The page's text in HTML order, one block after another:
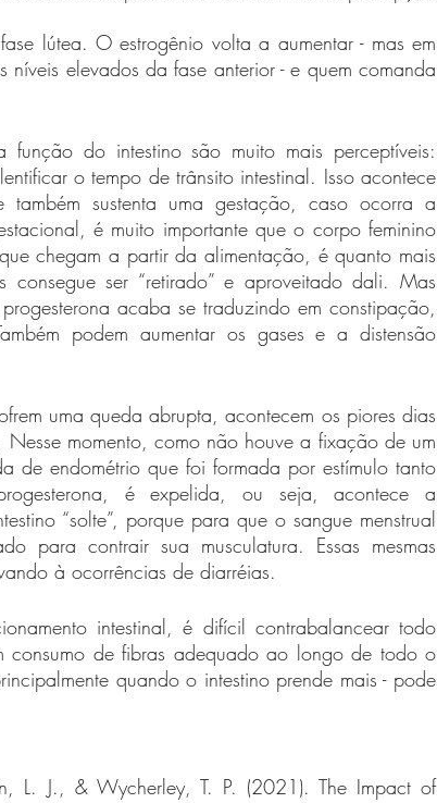
lútea. O estrogênio volta a aumentar - mas em
elevados da fase anterior - e quem comanda
do intestino são muito mais perceptíveis:
o tempo de trânsito intestinal. Isso acontece
sustenta uma gestação, caso ocorra a
é muito importante que o corpo feminino
chegam a partir da alimentação, é quanto mais
ser “retirado” e aproveitado dali. Mas
acaba se traduzindo em constipação,
podem aumentar os gases e a distensão
uma queda abrupta, acontecem os piores dias
momento, como não houve a fixação de um
de endométrio que foi formada por estímulo tanto
é expelida, ou seja, acontece a
“solte”, porque para que o sangue menstrual
para contrair sua musculatura. Essas mesmas
à ocorrências de diarréias.
intestinal, é difícil contrabalancear todo
consumo de fibras adequado ao longo de todo o
quando o intestino prende mais - pode
L. J., & Wycherley, T. P. (2021). The Impact of